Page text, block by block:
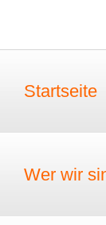
Startseite
Wer wir